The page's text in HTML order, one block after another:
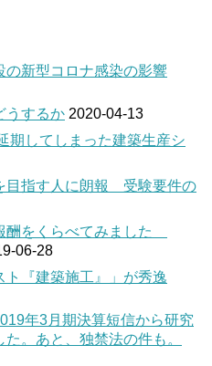
新型コロナ感染の影響
うするか 2020-04-13
期してしまった建築生産シ
目指す人に朗報 受験要件の
酬をくらべてみました
06-28
ト『建築施工』」が秀逸
年3月期決算短信から研究
。あと、独禁法の件も。